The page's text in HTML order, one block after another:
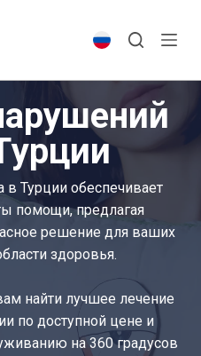
Турции обеспечивает
помощи, предлагая
решение для ваших
здоровья.
найти лучшее лечение
по доступной цене и
на 360 градусов